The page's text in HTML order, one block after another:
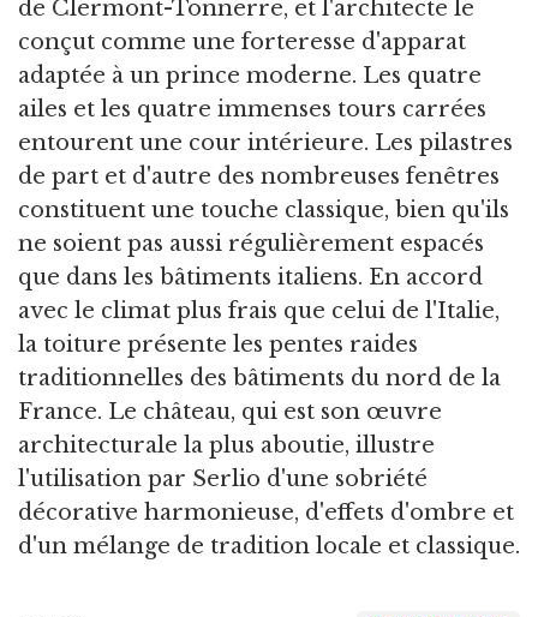
de Clermont-Tonnerre, et l'architecte le
conçut comme une forteresse d'apparat
adaptée à un prince moderne. Les quatre
ailes et les quatre immenses tours carrées
entourent une cour intérieure. Les pilastres
de part et d'autre des nombreuses fenêtres
constituent une touche classique, bien qu'ils
ne soient pas aussi régulièrement espacés
que dans les bâtiments italiens. En accord
avec le climat plus frais que celui de l'Italie,
la toiture présente les pentes raides
traditionnelles des bâtiments du nord de la
France. Le château, qui est son œuvre
architecturale la plus aboutie, illustre
l'utilisation par Serlio d'une sobriété
décorative harmonieuse, d'effets d'ombre et
d'un mélange de tradition locale et classique.